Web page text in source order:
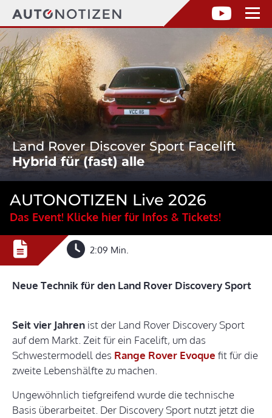
Land Rover Discover Sport Facelift
Hybrid für (fast) alle
AUTONOTIZEN Live 2026
Das Event! Klicke hier für Infos & Tickets!
2:09 Min.
Neue Technik für den Land Rover Discovery Sport
Seit vier Jahren ist der Land Rover Discovery Sport
auf dem Markt. Zeit für ein Facelift, um das
Schwestermodell des Range Rover Evoque fit für die
zweite Lebenshälfte zu machen.
Ungewöhnlich tiefgreifend wurde die technische
Basis überarbeitet. Der Discovery Sport nutzt jetzt die